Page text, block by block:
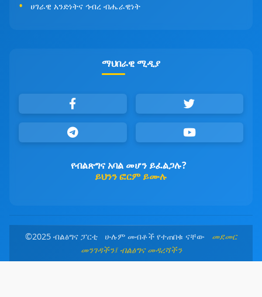
ሀገራዊ አንድነትና ኅብረ ብሔራዊነት
ማህበራዊ ሚዲያ
የብልጽግና አባል መሆን ይፈልጋሉ?
ይህንን ፎርም ይሙሉ
©2025 ብልፅግና ፓርቲ ሁሉም መብቶች የተጠበቁ ናቸው መደመር
መንገዳችን፤ ብልፅግና መዳረሻችን